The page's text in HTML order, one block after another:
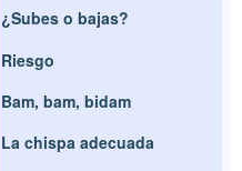
¿Subes o bajas?
Riesgo
Bam, bam, bidam
La chispa adecuada